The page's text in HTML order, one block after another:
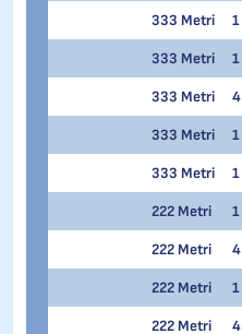
333 Metri 1
333 Metri 1
333 Metri 4
333 Metri 1
333 Metri 1
222 Metri 1
222 Metri 4
222 Metri 1
222 Metri 4